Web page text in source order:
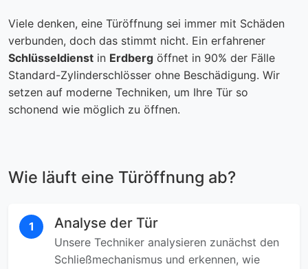
Viele denken, eine Türöffnung sei immer mit Schäden
verbunden, doch das stimmt nicht. Ein erfahrener
Schlüsseldienst in Erdberg öffnet in 90% der Fälle
Standard-Zylinderschlösser ohne Beschädigung. Wir
setzen auf moderne Techniken, um Ihre Tür so
schonend wie möglich zu öffnen.
Wie läuft eine Türöffnung ab?
1 Analyse der Tür
Unsere Techniker analysieren zunächst den
Schließmechanismus und erkennen, wie